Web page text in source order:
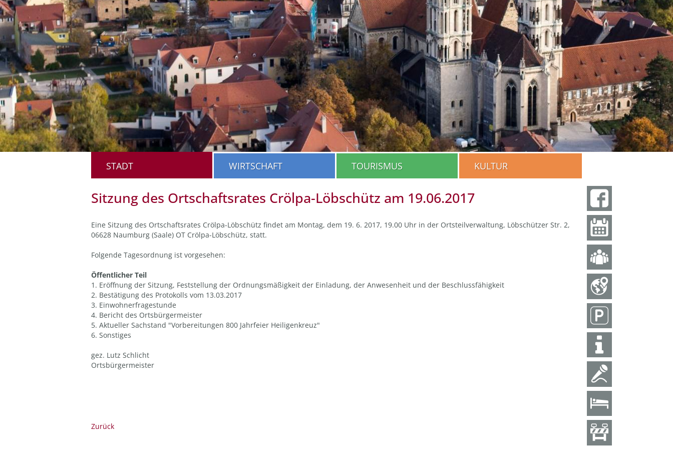
STADT WIRTSCHAFT TOURISMUS KULTUR
Sitzung des Ortschaftsrates Crölpa-Löbschütz am 19.06.2017
Eine Sitzung des Ortschaftsrates Crölpa-Löbschütz findet am Montag, dem 19. 6. 2017, 19.00 Uhr in der Ortsteilverwaltung, Löbschützer Str. 2,
06628 Naumburg (Saale) OT Crölpa-Löbschütz, statt.
Folgende Tagesordnung ist vorgesehen:
Öffentlicher Teil
1. Eröffnung der Sitzung, Feststellung der Ordnungsmäßigkeit der Einladung, der Anwesenheit und der Beschlussfähigkeit
2. Bestätigung des Protokolls vom 13.03.2017
3. Einwohnerfragestunde
4. Bericht des Ortsbürgermeister
5. Aktueller Sachstand "Vorbereitungen 800 Jahrfeier Heiligenkreuz"
6. Sonstiges
gez. Lutz Schlicht
Ortsbürgermeister
Zurück